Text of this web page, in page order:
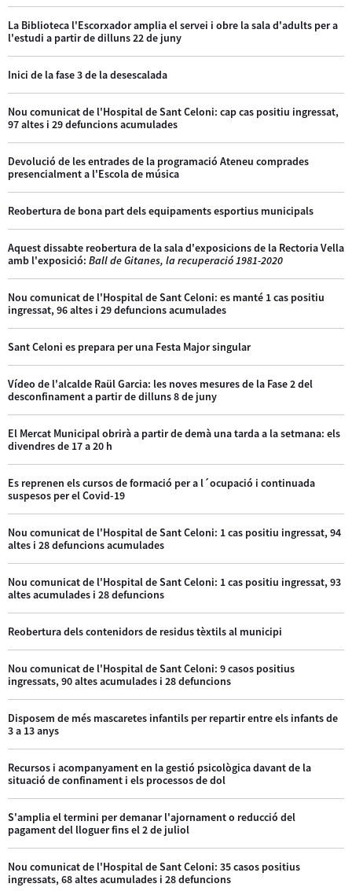
La Biblioteca l'Escorxador amplia el servei i obre la sala d'adults per a
l'estudi a partir de dilluns 22 de juny
Inici de la fase 3 de la desescalada
Nou comunicat de l'Hospital de Sant Celoni: cap cas positiu ingressat,
97 altes i 29 defuncions acumulades
Devolució de les entrades de la programació Ateneu comprades
presencialment a l'Escola de música
Reobertura de bona part dels equipaments esportius municipals
Aquest dissabte reobertura de la sala d'exposicions de la Rectoria Vella
amb l'exposició: Ball de Gitanes, la recuperació 1981-2020
Nou comunicat de l'Hospital de Sant Celoni: es manté 1 cas positiu
ingressat, 96 altes i 29 defuncions acumulades
Sant Celoni es prepara per una Festa Major singular
Vídeo de l'alcalde Raül Garcia: les noves mesures de la Fase 2 del
desconfinament a partir de dilluns 8 de juny
El Mercat Municipal obrirà a partir de demà una tarda a la setmana: els
divendres de 17 a 20 h
Es reprenen els cursos de formació per a l´ocupació i continuada
suspesos per el Covid-19
Nou comunicat de l'Hospital de Sant Celoni: 1 cas positiu ingressat, 94
altes i 28 defuncions acumulades
Nou comunicat de l'Hospital de Sant Celoni: 1 cas positiu ingressat, 93
altes acumulades i 28 defuncions
Reobertura dels contenidors de residus tèxtils al municipi
Nou comunicat de l'Hospital de Sant Celoni: 9 casos positius
ingressats, 90 altes acumulades i 28 defuncions
Disposem de més mascaretes infantils per repartir entre els infants de
3 a 13 anys
Recursos i acompanyament en la gestió psicològica davant de la
situació de confinament i els processos de dol
S'amplia el termini per demanar l'ajornament o reducció del
pagament del lloguer fins el 2 de juliol
Nou comunicat de l'Hospital de Sant Celoni: 35 casos positius
ingressats, 68 altes acumulades i 28 defuncions